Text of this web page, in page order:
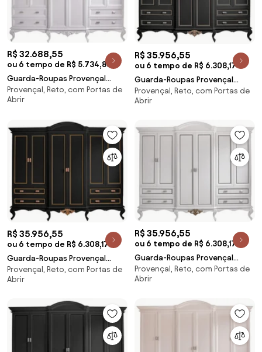
R$ 32.688,55
ou 6 tempo de R$ 5.734,83
Guarda-Roupas Provençal
Clássico Lavanda - Branco
Kleiner
Provençal, Reto, com Portas de
Abrir
R$ 35.956,55
ou 6 tempo de R$ 6.308,17
Guarda-Roupas Provençal
Clássico Lavanda - Preto com
Provençal, Reto, com Portas de
Abrir
R$ 35.956,55
ou 6 tempo de R$ 6.308,17
Guarda-Roupas Provençal
Clássico Lavanda - Preto com
Provençal, Reto, com Portas de
Abrir
R$ 35.956,55
ou 6 tempo de R$ 6.308,17
Guarda-Roupas Provençal
Clássico Lavanda - Branco com
Provençal, Reto, com Portas de
Abrir